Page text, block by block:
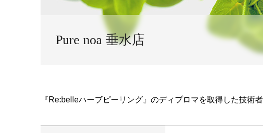
Pure noa 垂水店
『Re:belleハーブピーリング』のディプロマを取得した技術